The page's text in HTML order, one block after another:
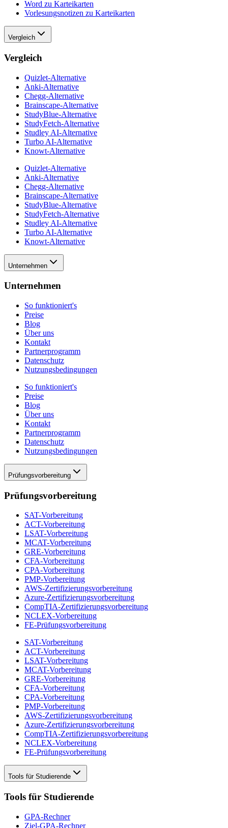
Word zu Karteikarten
Vorlesungsnotizen zu Karteikarten
Vergleich
Vergleich
Quizlet-Alternative
Anki-Alternative
Chegg-Alternative
Brainscape-Alternative
StudyBlue-Alternative
StudyFetch-Alternative
Studley AI-Alternative
Turbo AI-Alternative
Knowt-Alternative
Quizlet-Alternative
Anki-Alternative
Chegg-Alternative
Brainscape-Alternative
StudyBlue-Alternative
StudyFetch-Alternative
Studley AI-Alternative
Turbo AI-Alternative
Knowt-Alternative
Unternehmen
Unternehmen
So funktioniert's
Preise
Blog
Über uns
Kontakt
Partnerprogramm
Datenschutz
Nutzungsbedingungen
So funktioniert's
Preise
Blog
Über uns
Kontakt
Partnerprogramm
Datenschutz
Nutzungsbedingungen
Prüfungsvorbereitung
Prüfungsvorbereitung
SAT-Vorbereitung
ACT-Vorbereitung
LSAT-Vorbereitung
MCAT-Vorbereitung
GRE-Vorbereitung
CFA-Vorbereitung
CPA-Vorbereitung
PMP-Vorbereitung
AWS-Zertifizierungsvorbereitung
Azure-Zertifizierungsvorbereitung
CompTIA-Zertifizierungsvorbereitung
NCLEX-Vorbereitung
FE-Prüfungsvorbereitung
SAT-Vorbereitung
ACT-Vorbereitung
LSAT-Vorbereitung
MCAT-Vorbereitung
GRE-Vorbereitung
CFA-Vorbereitung
CPA-Vorbereitung
PMP-Vorbereitung
AWS-Zertifizierungsvorbereitung
Azure-Zertifizierungsvorbereitung
CompTIA-Zertifizierungsvorbereitung
NCLEX-Vorbereitung
FE-Prüfungsvorbereitung
Tools für Studierende
Tools für Studierende
GPA-Rechner
Ziel-GPA-Rechner